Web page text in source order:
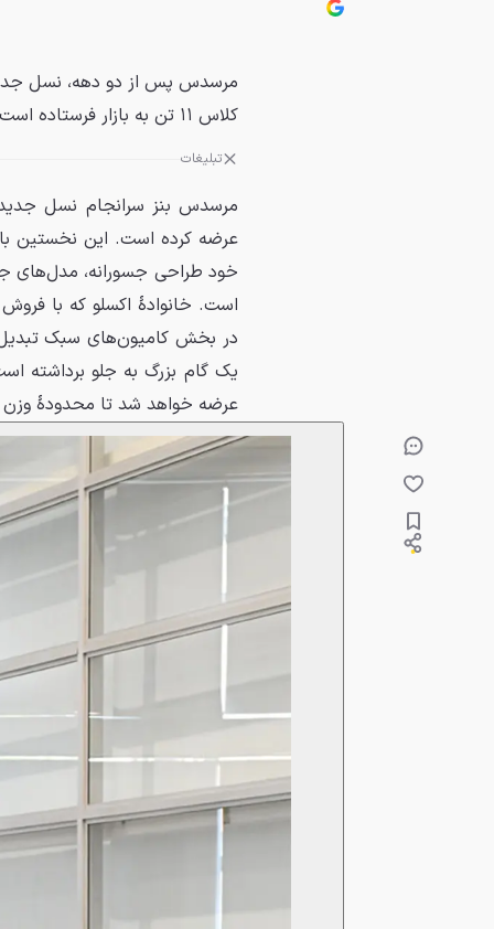
مرسدس پس از دو دهه، نسل جدید
کلاس ۱۱ تن به بازار فرستاده است.
تبلیغات
خود طراحی جسورانه، مدل‌های
عرضه خواهد شد تا محدودهٔ وزن ناخالص مجاز ۹،